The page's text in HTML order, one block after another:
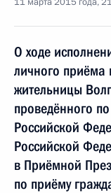
О ходе
личного приёма
жительницы
проведённого
Российской
Российской
в Приёмной
по приёму